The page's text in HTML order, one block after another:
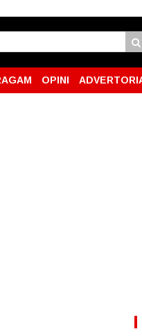
OPINI